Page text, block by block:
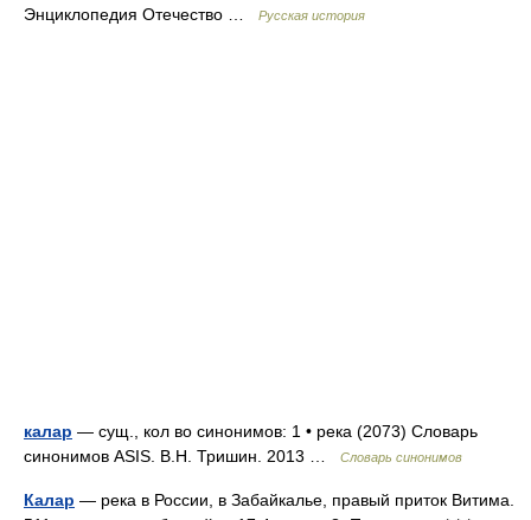
Энциклопедия Отечество …
Русская история
калар — сущ., кол во синонимов: 1 • река (2073) Словарь
синонимов ASIS. В.Н. Тришин. 2013 …
Словарь синонимов
Калар — река в России, в Забайкалье, правый приток Витима.